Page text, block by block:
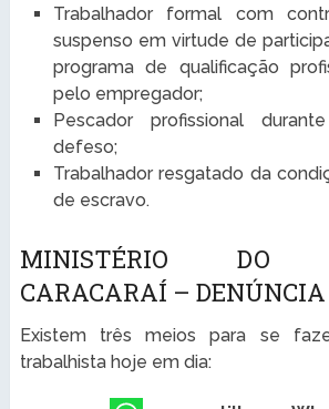
Trabalhador formal com
suspenso em virtude de
programa de qualificação
pelo empregador;
Pescador profissional
defeso;
Trabalhador resgatado da
de escravo.
MINISTÉRIO DO
CARACARAÍ – DENÚNCIA
Existem três meios para se
trabalhista hoje em dia: